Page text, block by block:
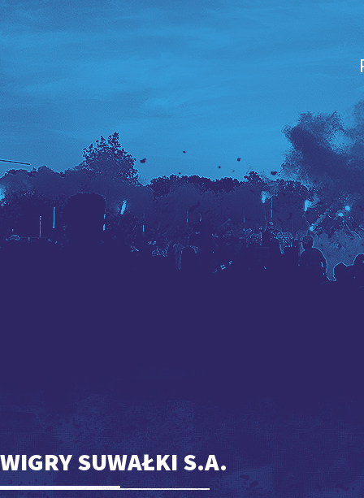
WIGRY SUWAŁKI S.A.